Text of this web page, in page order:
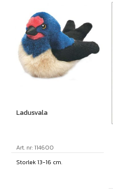
Ladusvala
Art. nr: 114600
Storlek 13-16 cm.